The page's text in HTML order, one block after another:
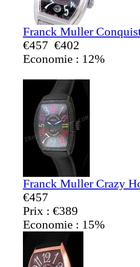
Franck Muller
€457 €402
Economie : 12%
Franck Muller Crazy
€457
Prix : €389
Economie : 15%